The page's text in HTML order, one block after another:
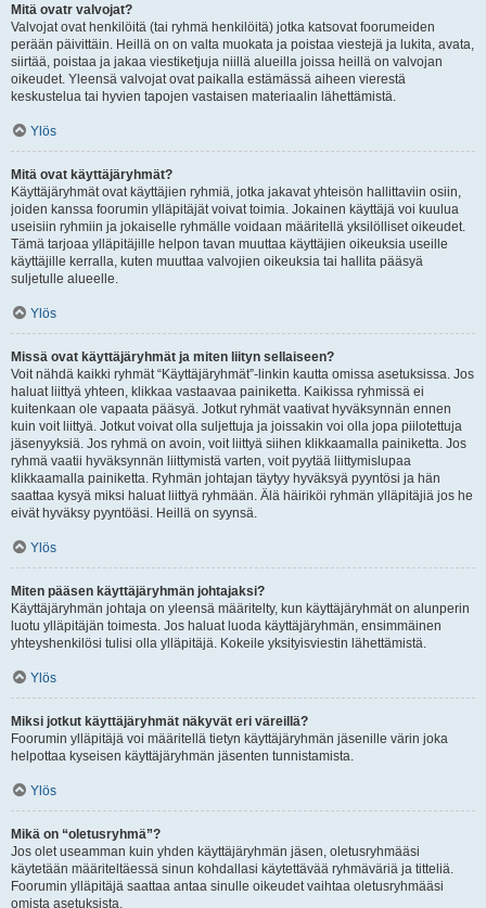
Mitä ovatr valvojat?
Valvojat ovat henkilöitä (tai ryhmä henkilöitä) jotka katsovat foorumeiden
perään päivittäin. Heillä on on valta muokata ja poistaa viestejä ja lukita, avata,
siirtää, poistaa ja jakaa viestiketjuja niillä alueilla joissa heillä on valvojan
oikeudet. Yleensä valvojat ovat paikalla estämässä aiheen vierestä
keskustelua tai hyvien tapojen vastaisen materiaalin lähettämistä.
Ylös
Mitä ovat käyttäjäryhmät?
Käyttäjäryhmät ovat käyttäjien ryhmiä, jotka jakavat yhteisön hallittaviin osiin,
joiden kanssa foorumin ylläpitäjät voivat toimia. Jokainen käyttäjä voi kuulua
useisiin ryhmiin ja jokaiselle ryhmälle voidaan määritellä yksilölliset oikeudet.
Tämä tarjoaa ylläpitäjille helpon tavan muuttaa käyttäjien oikeuksia useille
käyttäjille kerralla, kuten muuttaa valvojien oikeuksia tai hallita pääsyä
suljetulle alueelle.
Ylös
Missä ovat käyttäjäryhmät ja miten liityn sellaiseen?
Voit nähdä kaikki ryhmät “Käyttäjäryhmät”-linkin kautta omissa asetuksissa. Jos
haluat liittyä yhteen, klikkaa vastaavaa painiketta. Kaikissa ryhmissä ei
kuitenkaan ole vapaata pääsyä. Jotkut ryhmät vaativat hyväksynnän ennen
kuin voit liittyä. Jotkut voivat olla suljettuja ja joissakin voi olla jopa piilotettuja
jäsenyyksiä. Jos ryhmä on avoin, voit liittyä siihen klikkaamalla painiketta. Jos
ryhmä vaatii hyväksynnän liittymistä varten, voit pyytää liittymislupaa
klikkaamalla painiketta. Ryhmän johtajan täytyy hyväksyä pyyntösi ja hän
saattaa kysyä miksi haluat liittyä ryhmään. Älä häiriköi ryhmän ylläpitäjiä jos he
eivät hyväksy pyyntöäsi. Heillä on syynsä.
Ylös
Miten pääsen käyttäjäryhmän johtajaksi?
Käyttäjäryhmän johtaja on yleensä määritelty, kun käyttäjäryhmät on alunperin
luotu ylläpitäjän toimesta. Jos haluat luoda käyttäjäryhmän, ensimmäinen
yhteyshenkilösi tulisi olla ylläpitäjä. Kokeile yksityisviestin lähettämistä.
Ylös
Miksi jotkut käyttäjäryhmät näkyvät eri väreillä?
Foorumin ylläpitäjä voi määritellä tietyn käyttäjäryhmän jäsenille värin joka
helpottaa kyseisen käyttäjäryhmän jäsenten tunnistamista.
Ylös
Mikä on “oletusryhmä”?
Jos olet useamman kuin yhden käyttäjäryhmän jäsen, oletusryhmääsi
käytetään määriteltäessä sinun kohdallasi käytettävää ryhmäväriä ja titteliä.
Foorumin ylläpitäjä saattaa antaa sinulle oikeudet vaihtaa oletusryhmääsi
omista asetuksista.